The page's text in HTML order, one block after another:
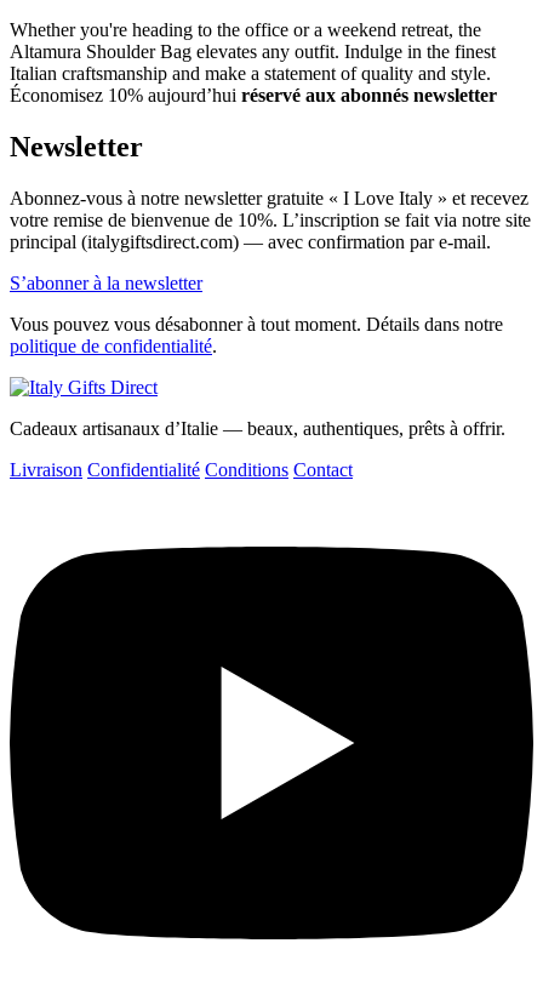
Whether you're heading to the office or a weekend retreat, the
Altamura Shoulder Bag elevates any outfit. Indulge in the finest
Italian craftsmanship and make a statement of quality and style.
Économisez 10% aujourd’hui réservé aux abonnés newsletter
Newsletter
Abonnez-vous à notre newsletter gratuite « I Love Italy » et recevez
votre remise de bienvenue de 10%. L’inscription se fait via notre site
principal (italygiftsdirect.com) — avec confirmation par e-mail.
S’abonner à la newsletter
Vous pouvez vous désabonner à tout moment. Détails dans notre
politique de confidentialité.
Cadeaux artisanaux d’Italie — beaux, authentiques, prêts à offrir.
Livraison Confidentialité Conditions Contact